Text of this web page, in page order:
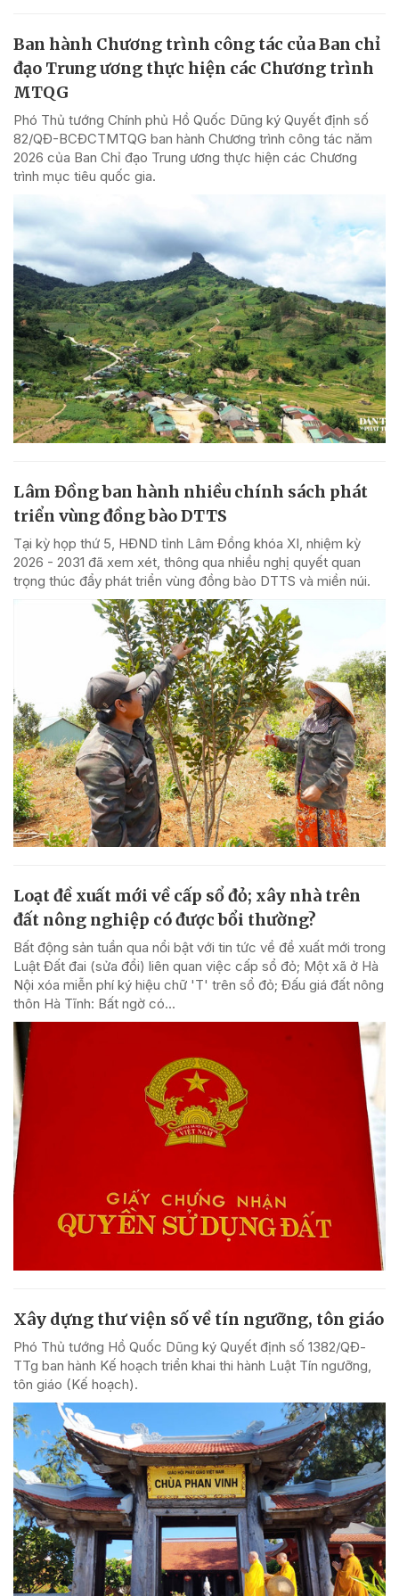
Ban hành Chương trình công tác của Ban chỉ
đạo Trung ương thực hiện các Chương trình
MTQG
Phó Thủ tướng Chính phủ Hồ Quốc Dũng ký Quyết định số
82/QĐ-BCĐCTMTQG ban hành Chương trình công tác năm
2026 của Ban Chỉ đạo Trung ương thực hiện các Chương
trình mục tiêu quốc gia.
Lâm Đồng ban hành nhiều chính sách phát
triển vùng đồng bào DTTS
Tại kỳ họp thứ 5, HĐND tỉnh Lâm Đồng khóa XI, nhiệm kỳ
2026 - 2031 đã xem xét, thông qua nhiều nghị quyết quan
trọng thúc đẩy phát triển vùng đồng bào DTTS và miền núi.
Loạt đề xuất mới về cấp sổ đỏ; xây nhà trên
đất nông nghiệp có được bổi thường?
Bất động sản tuần qua nổi bật với tin tức về đề xuất mới trong
Luật Đất đai (sửa đổi) liên quan việc cấp sổ đỏ; Một xã ở Hà
Nội xóa miễn phí ký hiệu chữ 'T' trên sổ đỏ; Đấu giá đất nông
thôn Hà Tĩnh: Bất ngờ có...
Xây dựng thư viện số về tín ngưỡng, tôn giáo
Phó Thủ tướng Hồ Quốc Dũng ký Quyết định số 1382/QĐ-
TTg ban hành Kế hoạch triển khai thi hành Luật Tín ngưỡng,
tôn giáo (Kế hoạch).